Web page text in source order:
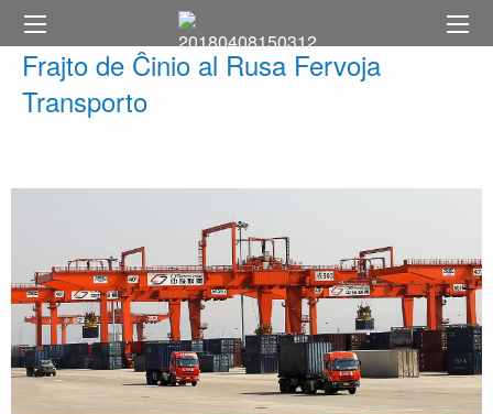
Frajto de Ĉinio al Rusa Fervoja
Transporto